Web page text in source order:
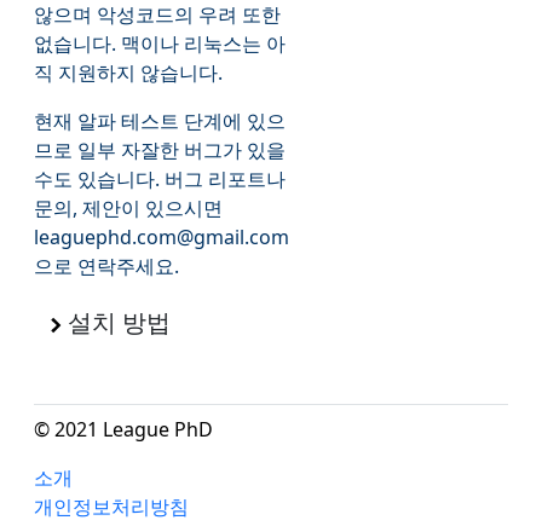
않으며 악성코드의 우려 또한
없습니다. 맥이나 리눅스는 아
직 지원하지 않습니다.
현재 알파 테스트 단계에 있으
므로 일부 자잘한 버그가 있을
수도 있습니다. 버그 리포트나
문의, 제안이 있으시면
leaguephd.com@gmail.com
으로 연락주세요.
설치 방법
© 2021 League PhD
소개
개인정보처리방침